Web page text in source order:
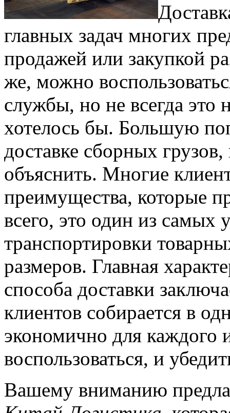
главных задач многих
продажей или закупкой
же, можно
службы, но не всегда это
хотелось бы. Большую
доставке сборных
объяснить. Многие
преимущества, которые
всего, это один из самых
транспортировки
размеров. Главная
способа доставки
клиентов собирается в
экономично для каждого
воспользоваться, и
Вашему вниманию